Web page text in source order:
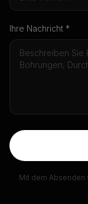
Ihre Nachricht *
Mit dem Absenden